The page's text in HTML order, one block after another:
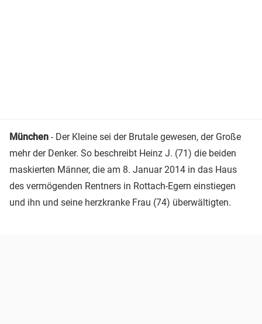
München - Der Kleine sei der Brutale gewesen, der Große
mehr der Denker. So beschreibt Heinz J. (71) die beiden
maskierten Männer, die am 8. Januar 2014 in das Haus
des vermögenden Rentners in Rottach-Egern einstiegen
und ihn und seine herzkranke Frau (74) überwältigten.